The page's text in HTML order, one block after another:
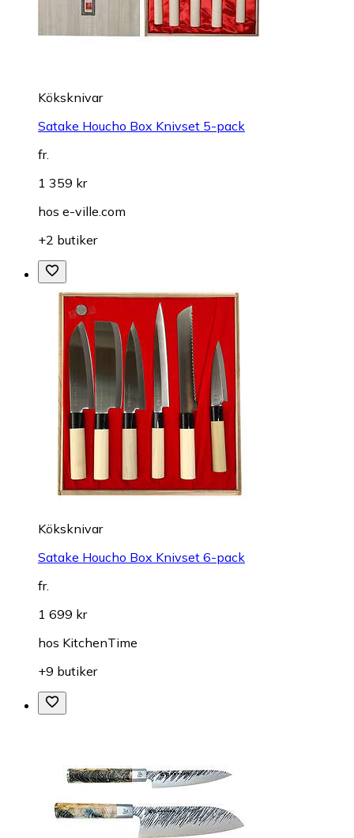
Köksknivar
Satake Houcho Box Knivset 5-pack
fr.
1 359 kr
hos e-ville.com
+2 butiker
Köksknivar
Satake Houcho Box Knivset 6-pack
fr.
1 699 kr
hos KitchenTime
+9 butiker